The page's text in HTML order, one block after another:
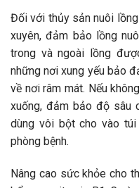
Đối với thủy sản nuôi
xuyên, đảm bảo lồng
trong và ngoài lồng
những nơi xung yếu bảo
về nơi râm mát. Nếu
xuống, đảm bảo độ sâu
dùng vôi bột cho vào
phòng bệnh.
Nâng cao sức khỏe cho